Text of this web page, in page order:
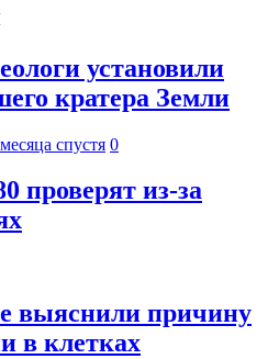
установили
кратера Земли
спустя 0
проверят из-за
выяснили причину
в клетках